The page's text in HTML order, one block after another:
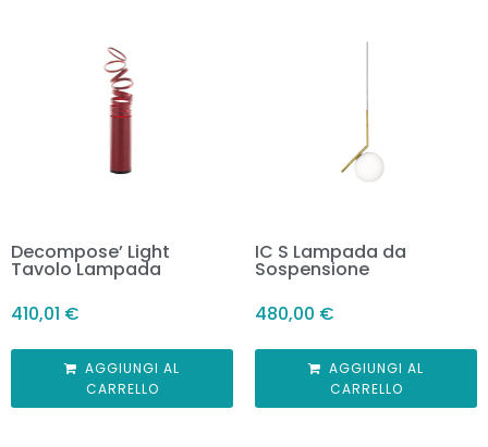
Decompose’ Light
Tavolo Lampada
410,01 €
AGGIUNGI AL
CARRELLO
IC S Lampada da
Sospensione
480,00 €
AGGIUNGI AL
CARRELLO